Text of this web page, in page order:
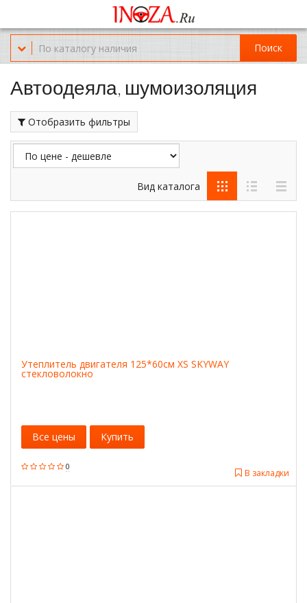
Офис обслуживания г.Краснодар (KRD) Куликова Поля 2 (магазин
Нож-мясо)
8-(967)-300-69-11
Поиск
Автоодеяла, шумоизоляция
Отобразить фильтры
Вид каталога
Утеплитель двигателя 125*60см XS SKYWAY
стекловолокно
0
В закладки
Все цены Купить